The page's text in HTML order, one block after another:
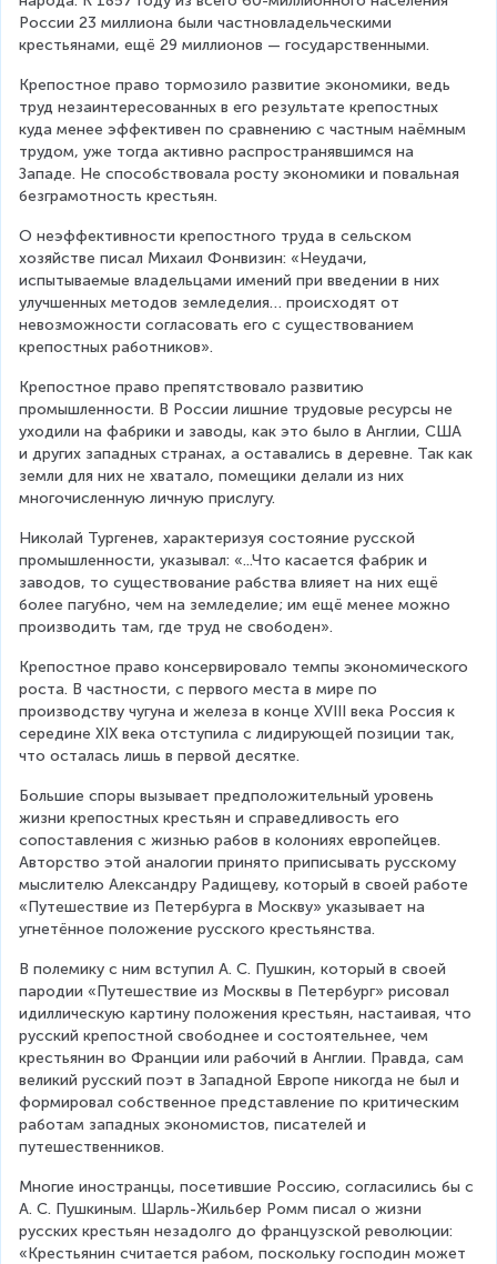
России 23 миллиона были частновладельческими
крестьянами, ещё 29 миллионов — государственными.
Крепостное право тормозило развитие экономики, ведь
труд незаинтересованных в его результате крепостных
куда менее эффективен по сравнению с частным наёмным
трудом, уже тогда активно распространявшимся на
Западе. Не способствовала росту экономики и повальная
безграмотность крестьян.
О неэффективности крепостного труда в сельском
хозяйстве писал Михаил Фонвизин: «Неудачи,
испытываемые владельцами имений при введении в них
улучшенных методов земледелия… происходят от
невозможности согласовать его с существованием
крепостных работников».
Крепостное право препятствовало развитию
промышленности. В России лишние трудовые ресурсы не
уходили на фабрики и заводы, как это было в Англии, США
и других западных странах, а оставались в деревне. Так как
земли для них не хватало, помещики делали из них
многочисленную личную прислугу.
Николай Тургенев, характеризуя состояние русской
промышленности, указывал: «...Что касается фабрик и
заводов, то существование рабства влияет на них ещё
более пагубно, чем на земледелие; им ещё менее можно
производить там, где труд не свободен».
Крепостное право консервировало темпы экономического
роста. В частности, с первого места в мире по
производству чугуна и железа в конце XVIII века Россия к
середине XIX века отступила с лидирующей позиции так,
что осталась лишь в первой десятке.
Большие споры вызывает предположительный уровень
жизни крепостных крестьян и справедливость его
сопоставления с жизнью рабов в колониях европейцев.
Авторство этой аналогии принято приписывать русскому
мыслителю Александру Радищеву, который в своей работе
«Путешествие из Петербурга в Москву» указывает на
угнетённое положение русского крестьянства.
В полемику с ним вступил А. С. Пушкин, который в своей
пародии «Путешествие из Москвы в Петербург» рисовал
идиллическую картину положения крестьян, настаивая, что
русский крепостной свободнее и состоятельнее, чем
крестьянин во Франции или рабочий в Англии. Правда, сам
великий русский поэт в Западной Европе никогда не был и
формировал собственное представление по критическим
работам западных экономистов, писателей и
путешественников.
Многие иностранцы, посетившие Россию, согласились бы с
А. С. Пушкиным. Шарль-Жильбер Ромм писал о жизни
русских крестьян незадолго до французской революции:
«Крестьянин считается рабом, поскольку господин может